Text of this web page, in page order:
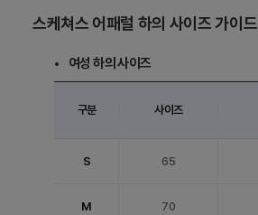
스케쳐스 어패럴 하의 사이즈 가이드
여성 하의 사이즈
구분 사이즈
S 65
M 70